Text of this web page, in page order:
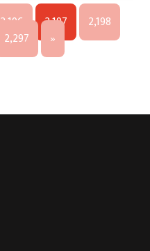
2,196 2,197
2,198
2,297 »